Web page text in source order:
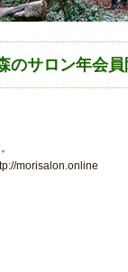
のサロン年会
morisalon.online